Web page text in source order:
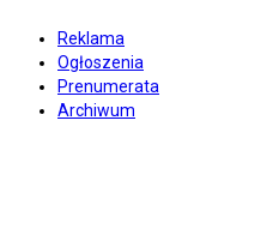
Reklama
Ogłoszenia
Prenumerata
Archiwum